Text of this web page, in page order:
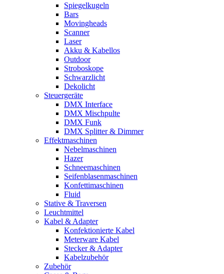
Spiegelkugeln
Bars
Movingheads
Scanner
Laser
Akku & Kabellos
Outdoor
Stroboskope
Schwarzlicht
Dekolicht
Steuergeräte
DMX Interface
DMX Mischpulte
DMX Funk
DMX Splitter & Dimmer
Effektmaschinen
Nebelmaschinen
Hazer
Schneemaschinen
Seifenblasenmaschinen
Konfettimaschinen
Fluid
Stative & Traversen
Leuchtmittel
Kabel & Adapter
Konfektionierte Kabel
Meterware Kabel
Stecker & Adapter
Kabelzubehör
Zubehör